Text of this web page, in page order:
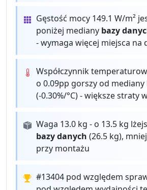
Gęstość mocy 149.1 W/m²
poniżej mediany bazy
- wymaga więcej miejsca na
Współczynnik
o 0.09pp gorszy od mediany
(-0.30%/°C) - większe straty
Waga 13.0 kg - o 13.5 kg
bazy danych (26.5 kg),
przy montażu
#13404 pod względem